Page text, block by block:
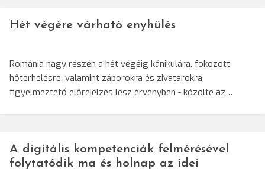
Hét végére várható enyhülés
Románia nagy részén a hét végéig kánikulára, fokozott
hőterhelésre, valamint záporokra és zivatarokra
figyelmeztető előrejelzés lesz érvényben - közölte az…
A digitális kompetenciák felmérésével
folytatódik ma és holnap az idei